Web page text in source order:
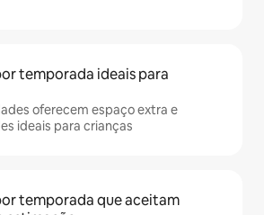
temporada ideais para
oferecem espaço extra e
ideais para crianças
temporada que aceitam